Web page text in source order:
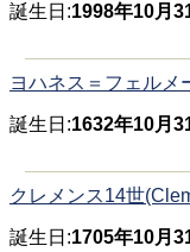
誕生日:1998年10月
ヨハネス＝フェルメ
誕生日:1632年10月
クレメンス14世
誕生日:1705年10月